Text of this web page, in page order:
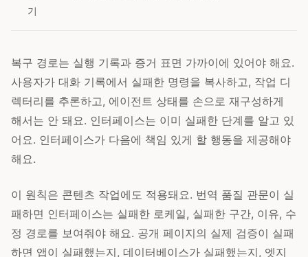
기
복구 경로는 실행 기록과 증거 표면 가까이에 있어야 해요.
사용자가 대화 기록에서 실패한 명령을 복사하고, 작업 디
렉터리를 추론하고, 에이전트 상태를 손으로 재구성하게
해서는 안 돼요. 인터페이스는 이미 실패한 단계를 알고 있
어요. 인터페이스가 다음에 책임 있게 할 행동을 제공해야
해요.
이 원칙은 콘텐츠 작업에도 적용돼요. 번역 품질 관문이 실
패하면 인터페이스는 실패한 로케일, 실패한 구간, 이유, 수
정 경로를 보여줘야 해요. 공개 페이지의 실제 검증이 실패
하면 앱이 실패했는지, 데이터베이스가 실패했는지, 엣지